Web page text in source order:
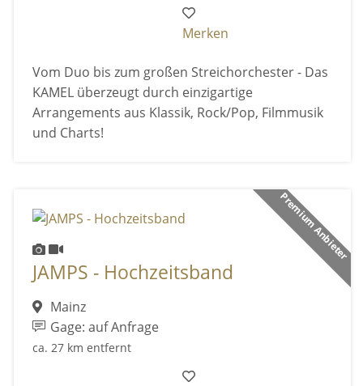
Merken
Vom Duo bis zum großen Streichorchester - Das
KAMEL überzeugt durch einzigartige
Arrangements aus Klassik, Rock/Pop, Filmmusik
und Charts!
Premium Anbieter
JAMPS - Hochzeitsband
Mainz
Gage: auf Anfrage
ca. 27 km entfernt